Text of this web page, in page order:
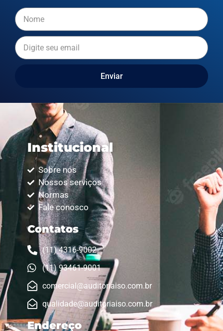
Enviar
Institucional
Sobre nós
Nossos serviços
Normas
Fale conosco
Contatos
(11) 4316-9002
(11) 93461-9001
comercial@auditoriaiso.com.br
qualidade@auditoriaiso.com.br
Endereço